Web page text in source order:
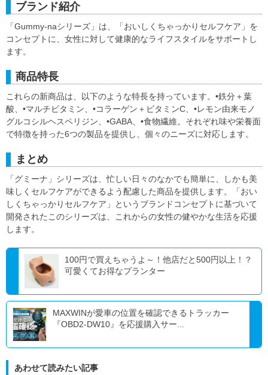
ブランド紹介
「Gummy-naシリーズ」は、「おいしくちゃっかりセルフケア」を
コンセプトに、女性に対して健康的なライフスタイルをサポートし
ます。
商品特長
これらの新商品は、以下のような特長を持っています。•鉄分＋葉
酸、•マルチビタミン、•コラーゲン＋ビタミンC、•レモン由来モノ
グルコシルヘスペリジン、•GABA、•食物繊維。それぞれ味や栄養面
で特徴を持った6つの製品を提供し、個々のニーズに対応します。
まとめ
「グミーナ」シリーズは、忙しい日々のなかでも簡単に、しかも美
味しくセルフケアができるよう配慮した商品を提供します。「おい
しくちゃっかりセルフケア」というブランドコンセプトに基づいて
開発されたこのシリーズは、これからの女性の健やかな生活を応援
します。
100円で買えちゃうよ～！他店だと500円以上！？
可愛くてお得なプランター
MAXWINが愛車の位置を確認できるトラッカー
『OBD2-DW10』を応援購入サー...
あわせて読みたい記事